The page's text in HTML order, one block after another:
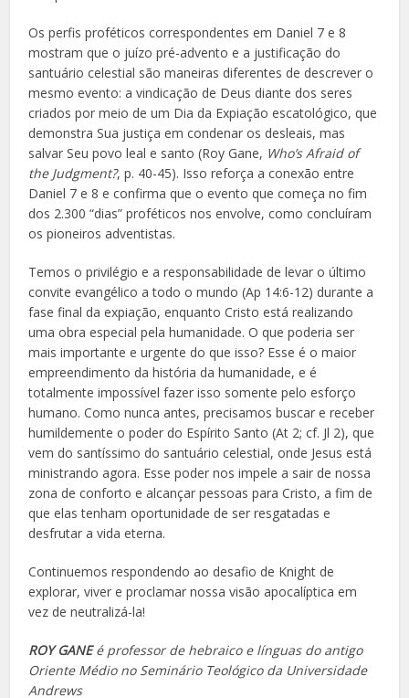
Os perfis proféticos correspondentes em Daniel 7 e 8
mostram que o juízo pré-advento e a justificação do
santuário celestial são maneiras diferentes de descrever o
mesmo evento: a vindicação de Deus diante dos seres
criados por meio de um Dia da Expiação escatológico, que
demonstra Sua justiça em condenar os desleais, mas
salvar Seu povo leal e santo (Roy Gane, Who’s Afraid of
the Judgment?, p. 40-45). Isso reforça a conexão entre
Daniel 7 e 8 e confirma que o evento que começa no fim
dos 2.300 “dias” proféticos nos envolve, como concluíram
os pioneiros adventistas.
Temos o privilégio e a responsabilidade de levar o último
convite evangélico a todo o mundo (Ap 14:6-12) durante a
fase final da expiação, enquanto Cristo está realizando
uma obra especial pela humanidade. O que poderia ser
mais importante e urgente do que isso? Esse é o maior
empreendimento da história da humanidade, e é
totalmente impossível fazer isso somente pelo esforço
humano. Como nunca antes, precisamos buscar e receber
humildemente o poder do Espírito Santo (At 2; cf. Jl 2), que
vem do santíssimo do santuário celestial, onde Jesus está
ministrando agora. Esse poder nos impele a sair de nossa
zona de conforto e alcançar pessoas para Cristo, a fim de
que elas tenham oportunidade de ser resgatadas e
desfrutar a vida eterna.
Continuemos respondendo ao desafio de Knight de
explorar, viver e proclamar nossa visão apocalíptica em
vez de neutralizá-la!
ROY GANEé professor de hebraico e línguas do antigo
Oriente Médio no Seminário Teológico da Universidade
Andrews